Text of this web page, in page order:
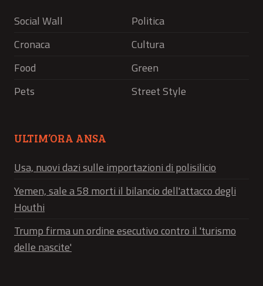
Social Wall
Politica
Cronaca
Cultura
Food
Green
Pets
Street Style
ULTIM’ORA ANSA
Usa, nuovi dazi sulle importazioni di polisilicio
Yemen, sale a 58 morti il bilancio dell'attacco degli
Houthi
Trump firma un ordine esecutivo contro il 'turismo
delle nascite'